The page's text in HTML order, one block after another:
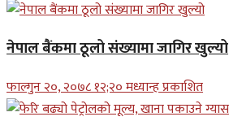
नेपाल बैंकमा ठूलो संख्यामा जागिर खुल्यो
फाल्गुन २०, २०७८ १२;२० मध्यान्ह प्रकाशित